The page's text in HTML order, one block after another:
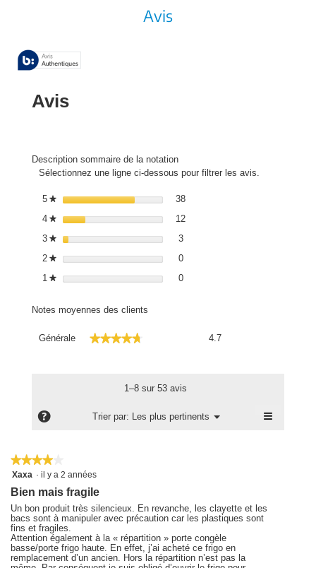
Avis
Avis
Description sommaire de la notation
Sélectionnez une ligne ci-dessous pour filtrer les avis.
5 ★étoiles 38
4 ★étoiles 12
3 ★étoiles 33 avis avec 3 étoiles.
Sélectionnez pour filtrer les
2 ★étoiles 00 avis avec 2 étoiles.
Sélectionnez pour filtrer les
1 ★étoiles 00 avis avec 1 étoile.
Sélectionnez pour filtrer les
Notes moyennes des clients
Générale ★★★★★
★★★★★ 4.7
1–8 sur 53 avis
? Trier par: Les plus pertinents ▼
Menu ≡
★★★★★
★★★★★
4
5
Xaxa · il y a 2 années
Bien mais fragile
Un bon produit très silencieux. En revanche, les clayette et les
bacs sont à manipuler avec précaution car les plastiques sont
fins et fragiles.
Attention également à la « répartition » porte congèle
basse/porte frigo haute. En effet, j’ai acheté ce frigo en
remplacement d’un ancien. Hors la répartition n’est pas la